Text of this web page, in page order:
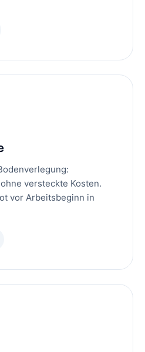
versteckte Kosten.
vor Arbeitsbeginn in